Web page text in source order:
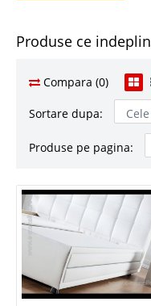
Produse ce
Compara (0)
Sortare dupa:
Produse pe pagina: